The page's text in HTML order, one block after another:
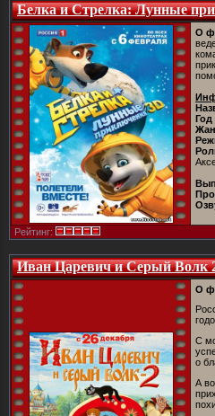
Белка и Стрелка: Лунные
О
Рейтинг:
Иван Царевич и Серый Волк
О
С
о
А